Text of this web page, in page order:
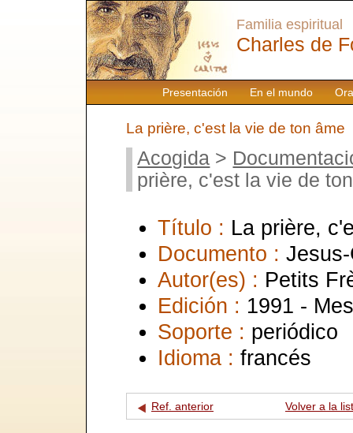
Presentación En el mundo
Familia espiritual
Charles de
La prière, c'est la vie de ton âme
Acogida >
prière, c'est la vie de
Título : La prière,
Documento :
Autor(es) : Petits
Edición : 1991 -
Soporte : periódico
Idioma : francés
Ref. anterior Volver a la